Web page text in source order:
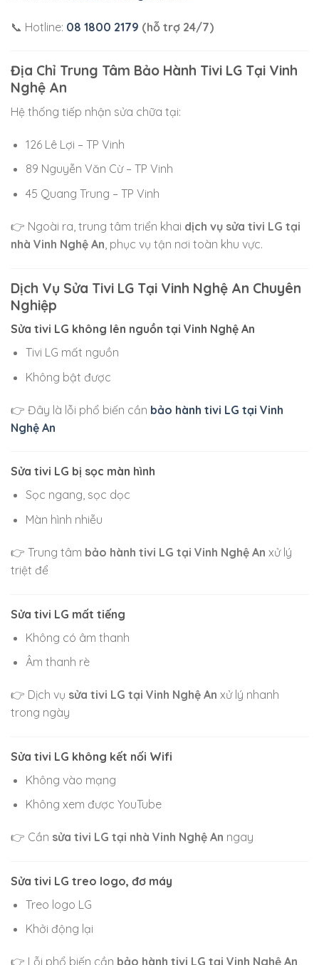
📞 Hotline: 08 1800 2179 (hỗ trợ 24/7)
Địa Chỉ Trung Tâm Bảo Hành Tivi LG Tại Vinh
Nghệ An
Hệ thống tiếp nhận sửa chữa tại:
126 Lê Lợi – TP Vinh
89 Nguyễn Văn Cừ – TP Vinh
45 Quang Trung – TP Vinh
👉 Ngoài ra, trung tâm triển khai dịch vụ sửa tivi LG tại
nhà Vinh Nghệ An , phục vụ tận nơi toàn khu vực.
Dịch Vụ Sửa Tivi LG Tại Vinh Nghệ An Chuyên
Nghiệp
Sửa tivi LG không lên nguồn tại Vinh Nghệ An
Tivi LG mất nguồn
Không bật được
👉 Đây là lỗi phổ biến cần bảo hành tivi LG tại Vinh
Nghệ An
Sửa tivi LG bị sọc màn hình
Sọc ngang, sọc dọc
Màn hình nhiễu
👉 Trung tâm bảo hành tivi LG tại Vinh Nghệ An xử lý
triệt để
Sửa tivi LG mất tiếng
Không có âm thanh
Âm thanh rè
👉 Dịch vụ sửa tivi LG tại Vinh Nghệ An xử lý nhanh
trong ngày
Sửa tivi LG không kết nối Wifi
Không vào mạng
Không xem được YouTube
👉 Cần sửa tivi LG tại nhà Vinh Nghệ An ngay
Sửa tivi LG treo logo, đơ máy
Treo logo LG
Khởi động lại
👉 Lỗi phổ biến cần bảo hành tivi LG tại Vinh Nghệ An